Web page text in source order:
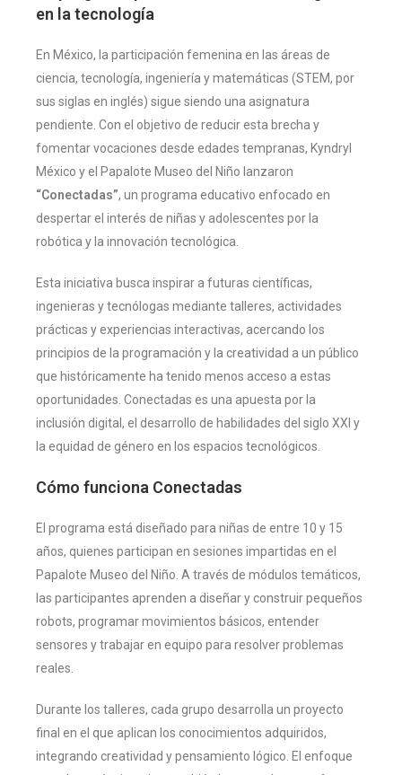
en la tecnología
En México, la participación femenina en las áreas de
ciencia, tecnología, ingeniería y matemáticas (STEM, por
sus siglas en inglés) sigue siendo una asignatura
pendiente. Con el objetivo de reducir esta brecha y
fomentar vocaciones desde edades tempranas, Kyndryl
México y el Papalote Museo del Niño lanzaron
“Conectadas”, un programa educativo enfocado en
despertar el interés de niñas y adolescentes por la
robótica y la innovación tecnológica.
Esta iniciativa busca inspirar a futuras científicas,
ingenieras y tecnólogas mediante talleres, actividades
prácticas y experiencias interactivas, acercando los
principios de la programación y la creatividad a un público
que históricamente ha tenido menos acceso a estas
oportunidades. Conectadas es una apuesta por la
inclusión digital, el desarrollo de habilidades del siglo XXI y
la equidad de género en los espacios tecnológicos.
Cómo funciona Conectadas
El programa está diseñado para niñas de entre 10 y 15
años, quienes participan en sesiones impartidas en el
Papalote Museo del Niño. A través de módulos temáticos,
las participantes aprenden a diseñar y construir pequeños
robots, programar movimientos básicos, entender
sensores y trabajar en equipo para resolver problemas
reales.
Durante los talleres, cada grupo desarrolla un proyecto
final en el que aplican los conocimientos adquiridos,
integrando creatividad y pensamiento lógico. El enfoque